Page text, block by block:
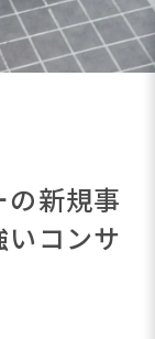
新規事
コンサ